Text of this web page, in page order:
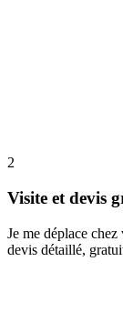
2
Visite et devis
Je me déplace
devis détaillé,